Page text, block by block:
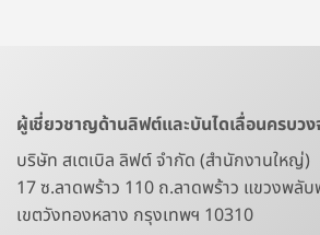
ผู้เชี่ยวชาญด้านลิฟต์และบันไดเลื่อนครบวง
บริษัท สเตเบิล ลิฟต์ จำกัด (สำนักงานใหญ่)
17 ซ.ลาดพร้าว 110 ถ.ลาดพร้าว แขวงพลับ
เขตวังทองหลาง กรุงเทพฯ 10310